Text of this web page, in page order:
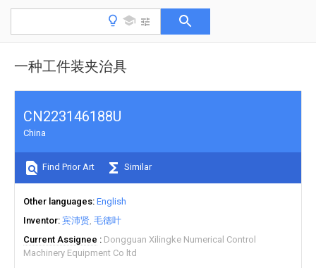
一种工件装夹治具
CN223146188U
China
Find Prior Art Similar
Other languages English
Inventor 宾沛贤 毛德叶
Current Assignee
Dongguan Xilingke Numerical Control
Machinery Equipment Co ltd